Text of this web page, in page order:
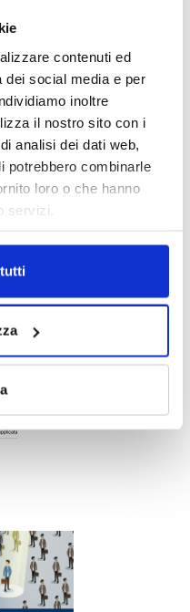
contenuti ed
dei social media e per
inoltre
il nostro sito con i
analisi dei dati web,
potrebbero combinarle
loro o che hanno
servizi.